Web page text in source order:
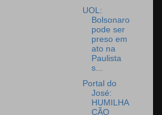
UOL:
Bolsonaro
pode ser
preso em
ato na
Paulista
s...
Portal do
José:
HUMILHA
ÇÃO